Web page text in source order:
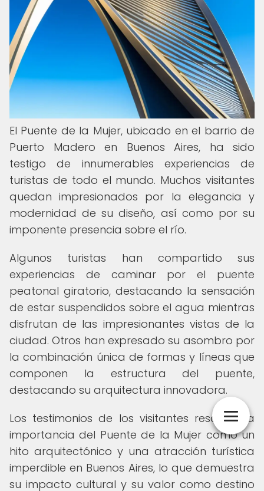
El Puente de la Mujer, ubicado en el barrio de
Puerto Madero en Buenos Aires, ha sido
testigo de innumerables experiencias de
turistas de todo el mundo. Muchos visitantes
quedan impresionados por la elegancia y
modernidad de su diseño, así como por su
imponente presencia sobre el río.
Algunos turistas han compartido sus
experiencias de caminar por el puente
peatonal giratorio, destacando la sensación
de estar suspendidos sobre el agua mientras
disfrutan de las impresionantes vistas de la
ciudad. Otros han expresado su asombro por
la combinación única de formas y líneas que
componen la estructura del puente,
destacando su arquitectura innovadora.
Los testimonios de los visitantes resaltan la
importancia del Puente de la Mujer como un
hito arquitectónico y una atracción turística
imperdible en Buenos Aires, lo que demuestra
su impacto cultural y su valor como destino